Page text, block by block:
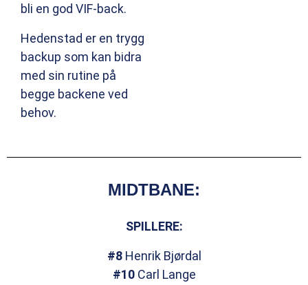
bli en god VIF-back.
Hedenstad er en trygg
backup som kan bidra
med sin rutine på
begge backene ved
behov.
MIDTBANE:
SPILLERE:
#8Henrik Bjørdal
#10Carl Lange